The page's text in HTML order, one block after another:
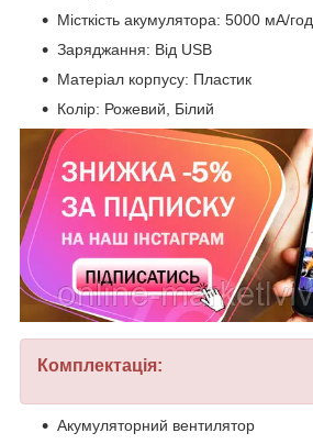
Місткість акумулятора: 5000 мА/год
Заряджання: Від USB
Матеріал корпусу: Пластик
Колір: Рожевий, Білий
Комплектація:
Акумуляторний вентилятор